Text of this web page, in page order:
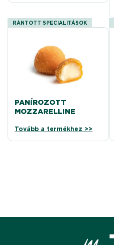
RÁNTOTT SPECIALITÁSOK
PANÍROZOTT
MOZZARELLINE
Tovább a termékhez >>